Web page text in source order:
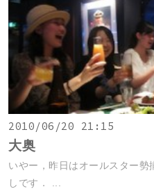
2010/06/20 21:15
大奥
いやー，昨日はオールスター勢
しです． ...